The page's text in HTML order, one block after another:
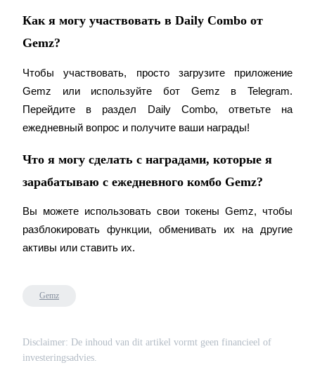
приложение Bitrue
Русский
Как я могу участвовать в Daily Combo от
Gemz?
Чтобы участвовать, просто загрузите приложение
Gemz или используйте бот Gemz в Telegram.
Перейдите в раздел Daily Combo, ответьте на
ежедневный вопрос и получите ваши награды!
Что я могу сделать с наградами, которые я
зарабатываю с ежедневного комбо Gemz?
Вы можете использовать свои токены Gemz, чтобы
разблокировать функции, обменивать их на другие
активы или ставить их.
Gemz
Disclaimer: De inhoud van dit artikel vormt geen financieel of
investeringsadvies.